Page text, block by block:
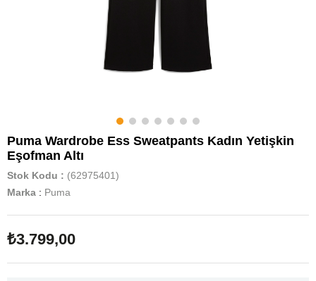
Puma Wardrobe Ess Sweatpants Kadın Yetişkin
Eşofman Altı
Stok Kodu
(62975401)
Marka : Puma
₺3.799,00